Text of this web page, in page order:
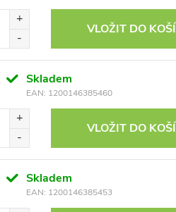
VLOŽIT DO
Skladem
EAN: 1200146385460
VLOŽIT DO
Skladem
EAN: 1200146385453